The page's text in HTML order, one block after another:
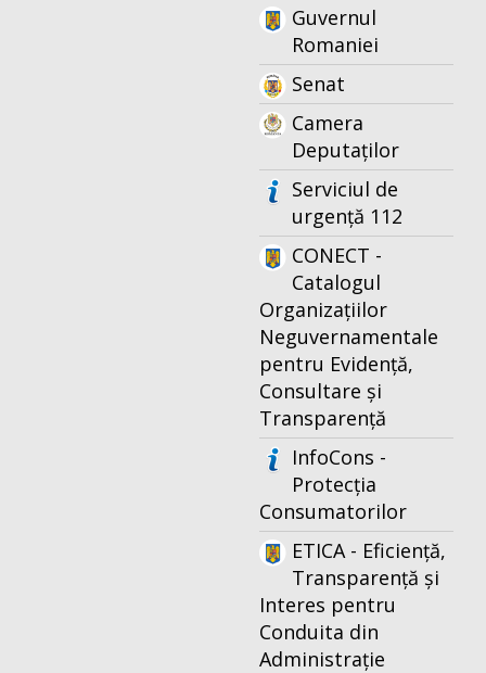
Guvernul
Romaniei
Senat
Camera
Deputaților
Serviciul de
urgență 112
CONECT -
Catalogul
Organizațiilor
Neguvernamentale
pentru Evidență,
Consultare și
Transparență
InfoCons -
Protecția
Consumatorilor
ETICA - Eficiență,
Transparență și
Interes pentru
Conduita din
Administrație